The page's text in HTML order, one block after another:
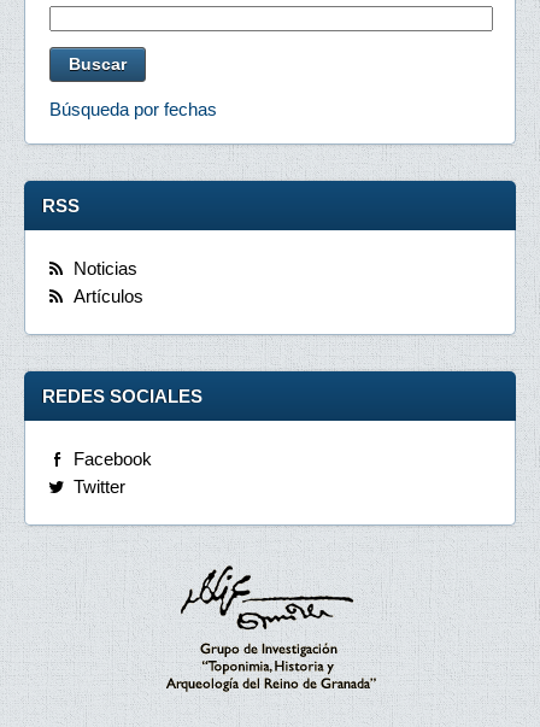
Búsqueda por fechas
RSS
Noticias
Artículos
REDES SOCIALES
Facebook
Twitter